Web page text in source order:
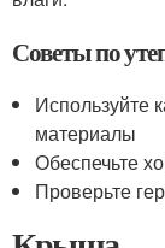
Советы по
Используйте
материалы
Обеспечьте
Проверьте